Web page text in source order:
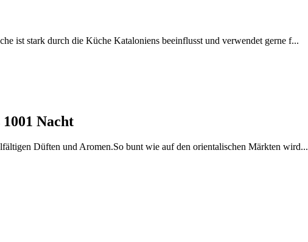
ist stark durch die Küche Kataloniens beeinflusst und verwendet gerne f...
Nacht
Düften und Aromen.So bunt wie auf den orientalischen Märkten wird...